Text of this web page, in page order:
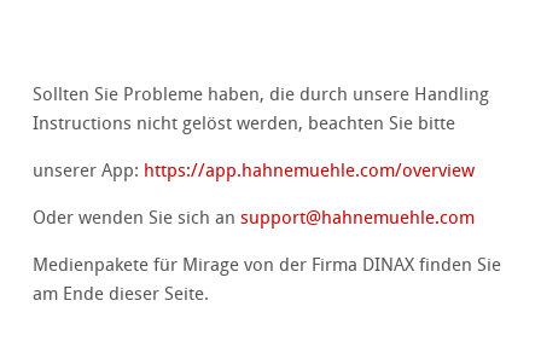
Sollten Sie Probleme haben, die durch unsere Handling
Instructions nicht gelöst werden, beachten Sie bitte
unserer App: https://app.hahnemuehle.com/overview
Oder wenden Sie sich ansupport@hahnemuehle.com
Medienpakete für Mirage von der Firma DINAX finden Sie
am Ende dieser Seite.